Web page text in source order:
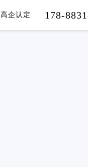
高企认定 178-